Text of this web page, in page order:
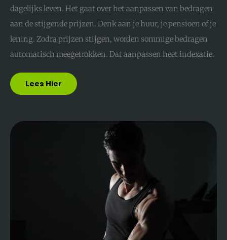
dagelijks leven. Het gaat over het aanpassen van bedragen
aan de stijgende prijzen. Denk aan je huur, je pensioen of je
lening. Zodra prijzen stijgen, worden sommige bedragen
automatisch meegetrokken. Dat aanpassen heet indexatie.
Lees Hier
Spiermassa